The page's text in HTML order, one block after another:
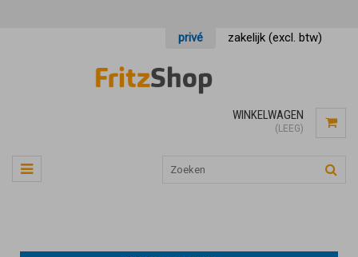
privé zakelijk (excl. btw)
WINKELWAGEN
(LEEG)